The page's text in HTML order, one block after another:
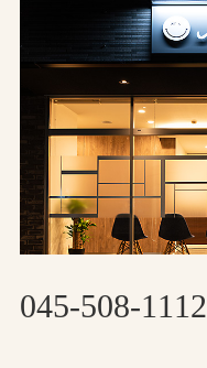
045-508-1112